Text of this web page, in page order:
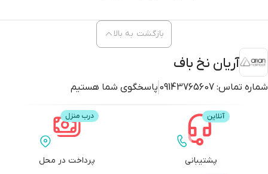
آریان نخ باف
شماره تماس: 09143765607 پاسخگوی شما هستیم
بازگشت به بالا
پشتیبانی پرداخت در محل